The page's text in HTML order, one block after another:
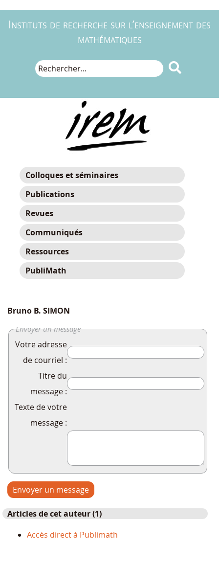
Instituts de recherche sur l’enseignement des
mathématiques

Colloques et séminaires
Publications
Revues
Communiqués
Ressources
PubliMath
Bruno B. SIMON
Envoyer un message
Votre adresse
de courriel :
Titre du
message :
Texte de votre
message :
Articles de cet auteur (1)
Accès direct à Publimath